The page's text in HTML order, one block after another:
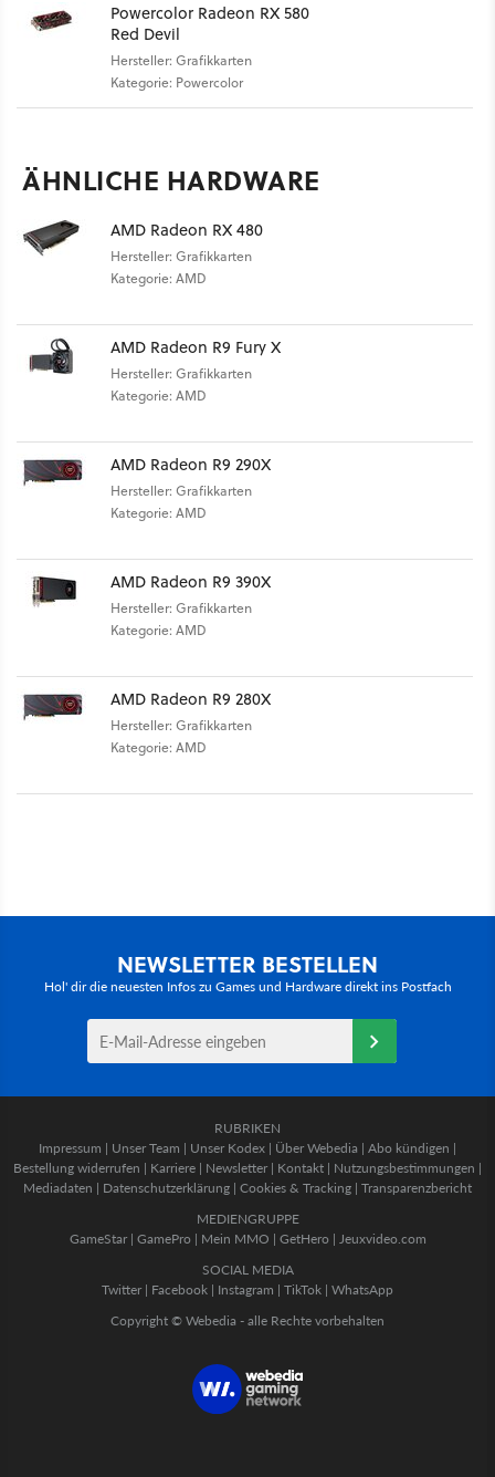
Powercolor Radeon RX 580
Red Devil
Hersteller: Grafikkarten
Kategorie: Powercolor
ÄHNLICHE HARDWARE
AMD Radeon RX 480
Hersteller: Grafikkarten
Kategorie: AMD
AMD Radeon R9 Fury X
Hersteller: Grafikkarten
Kategorie: AMD
AMD Radeon R9 290X
Hersteller: Grafikkarten
Kategorie: AMD
AMD Radeon R9 390X
Hersteller: Grafikkarten
Kategorie: AMD
AMD Radeon R9 280X
Hersteller: Grafikkarten
Kategorie: AMD
NEWSLETTER BESTELLEN
Hol' dir die neuesten Infos zu Games und Hardware direkt ins Postfach
RUBRIKEN
Impressum | Unser Team | Unser Kodex | Über Webedia | Abo kündigen |
Bestellung widerrufen | Karriere | Newsletter | Kontakt | Nutzungsbestimmungen |
Mediadaten | Datenschutzerklärung | Cookies & Tracking | Transparenzbericht
MEDIENGRUPPE
GameStar| GamePro | Mein MMO | GetHero | Jeuxvideo.com
SOCIAL MEDIA
Twitter | Facebook | Instagram | TikTok | WhatsApp
Copyright © Webedia - alle Rechte vorbehalten